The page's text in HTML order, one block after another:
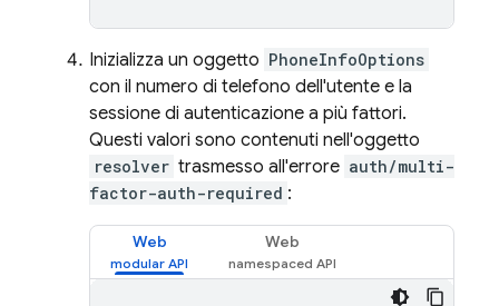
Inizializza un oggetto PhoneInfoOptions
con il numero di telefono dell'utente e la
sessione di autenticazione a più fattori.
Questi valori sono contenuti nell'oggetto
resolver trasmesso all'errore auth/multi-
factor-auth-required :
Web Web